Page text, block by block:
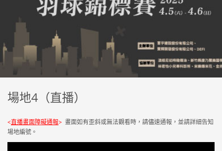
場地4（直播）
<直播畫面障礙通報> 畫面如有歪斜或無法觀看時，請儘速通報，並請詳細告知
場地編號。